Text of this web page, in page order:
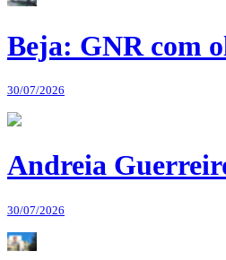
Beja: GNR com
30/07/2026
Andreia
30/07/2026